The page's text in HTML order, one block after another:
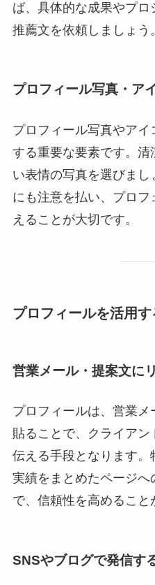
ば、具体的な成果やプ
推薦文を依頼しましょう。
プロフィール写真・ア
プロフィール写真やア
する重要な要素です。
い表情の写真を選びま
にも注意を払い、プロ
えることが大切です。
プロフィールを活用
営業メール・提案文に
プロフィールは、営業
貼ることで、クライア
伝える手段となります
実績をまとめたページへ
で、信頼性を高めること
SNSやブログで発信す